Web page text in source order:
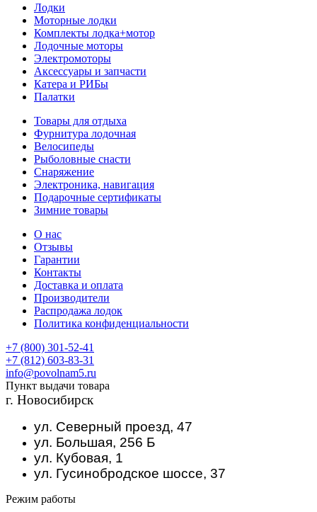
Лодки
Моторные лодки
Комплекты лодка+мотор
Лодочные моторы
Электромоторы
Аксессуары и запчасти
Катера и РИБы
Палатки
Товары для отдыха
Фурнитура лодочная
Велосипеды
Рыболовные снасти
Снаряжение
Электроника, навигация
Подарочные сертификаты
Зимние товары
О нас
Отзывы
Гарантии
Контакты
Доставка и оплата
Производители
Распродажа лодок
Политика конфиденциальности
+7 (800) 301-52-41
+7 (812) 603-83-31
info@povolnam5.ru
Пункт выдачи товара
г. Новосибирск
ул. Северный проезд, 47
ул. Большая, 256 Б
ул. Кубовая, 1
ул. Гусинобродское шоссе, 37
Режим работы